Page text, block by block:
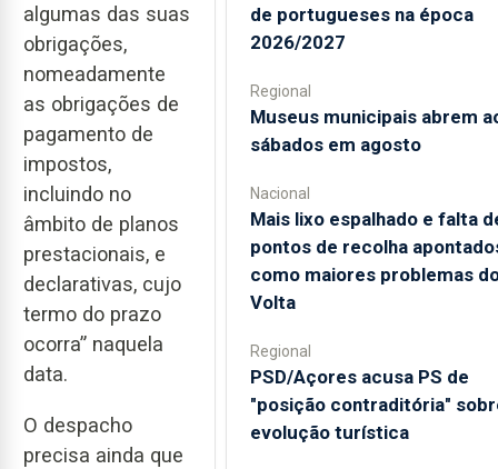
algumas das suas
obrigações,
nomeadamente
as obrigações de
pagamento de
impostos,
incluindo no
âmbito de planos
prestacionais, e
declarativas, cujo
termo do prazo
ocorra” naquela
data.
O despacho
precisa ainda que
de portugueses na época
2026/2027
Regional
Museus municipais abrem
sábados em agosto
Nacional
Mais lixo espalhado e falta
pontos de recolha
como maiores problemas
Volta
Regional
PSD/Açores acusa PS de
"posição contraditória"
evolução turística